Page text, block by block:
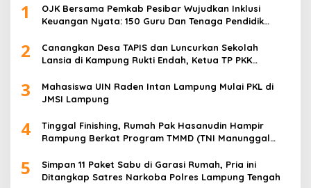
1
OJK Bersama Pemkab Pesibar Wujudkan Inklusi
Keuangan Nyata: 150 Guru Dan Tenaga Pendidik
2
Canangkan Desa TAPIS dan Luncurkan Sekolah
Lansia di Kampung Rukti Endah, Ketua TP PKK
Desa
3
Mahasiswa UIN Raden Intan Lampung Mulai PKL di
JMSI Lampung
4
Tinggal Finishing, Rumah Pak Hasanudin Hampir
Rampung Berkat Program TMMD (TNI Manunggal
5
Simpan 11 Paket Sabu di Garasi Rumah, Pria ini
Ditangkap Satres Narkoba Polres Lampung Tengah